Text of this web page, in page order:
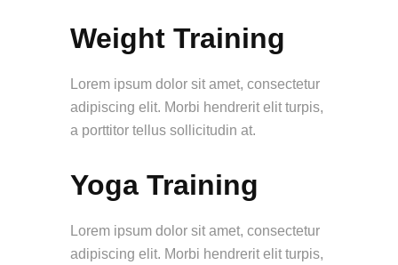
Weight Training
Lorem ipsum dolor sit amet, consectetur
adipiscing elit. Morbi hendrerit elit turpis,
a porttitor tellus sollicitudin at.
Yoga Training
Lorem ipsum dolor sit amet, consectetur
adipiscing elit. Morbi hendrerit elit turpis,